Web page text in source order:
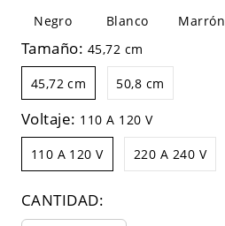
Negro Blanco Marrón
Tamaño: 45,72 cm
45,72 cm 50,8 cm
Voltaje: 110 A 120 V
110 A 120 V 220 A 240 V
CANTIDAD: